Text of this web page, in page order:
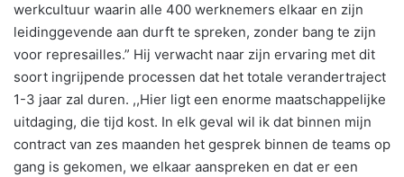
werkcultuur waarin alle 400 werknemers elkaar en zijn
leidinggevende aan durft te spreken, zonder bang te zijn
voor represailles.” Hij verwacht naar zijn ervaring met dit
soort ingrijpende processen dat het totale verandertraject
1-3 jaar zal duren. ,,Hier ligt een enorme maatschappelijke
uitdaging, die tijd kost. In elk geval wil ik dat binnen mijn
contract van zes maanden het gesprek binnen de teams op
gang is gekomen, we elkaar aanspreken en dat er een